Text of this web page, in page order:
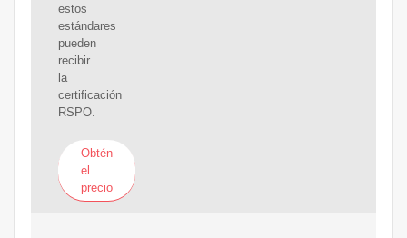
estos
estándares
pueden
recibir
la
certificación
RSPO.
Obtén
el
precio